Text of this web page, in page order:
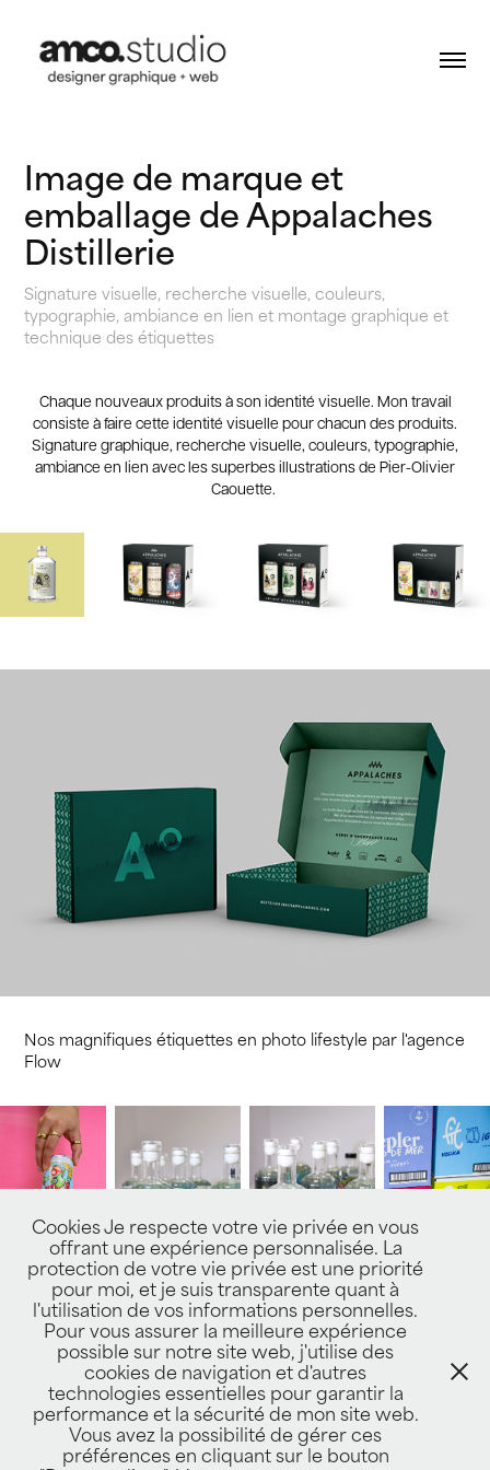
Image de marque et
emballage de Appalaches
Distillerie
Signature visuelle, recherche visuelle, couleurs,
typographie, ambiance en lien et montage graphique et
technique des étiquettes
Chaque nouveaux produits à son identité visuelle. Mon travail
consiste à faire cette identité visuelle pour chacun des produits.
Signature graphique, recherche visuelle, couleurs, typographie,
ambiance en lien avec les superbes illustrations de Pier-Olivier
Caouette.
Nos magnifiques étiquettes en photo lifestyle par l'agence
Flow
↑ Back to Top
Cookies Je respecte votre vie privée en vous
offrant une expérience personnalisée. La
protection de votre vie privée est une priorité
pour moi, et je suis transparente quant à
l'utilisation de vos informations personnelles.
Pour vous assurer la meilleure expérience
possible sur notre site web, j'utilise des
cookies de navigation et d'autres
technologies essentielles pour garantir la
performance et la sécurité de mon site web.
Vous avez la possibilité de gérer ces
préférences en cliquant sur le bouton